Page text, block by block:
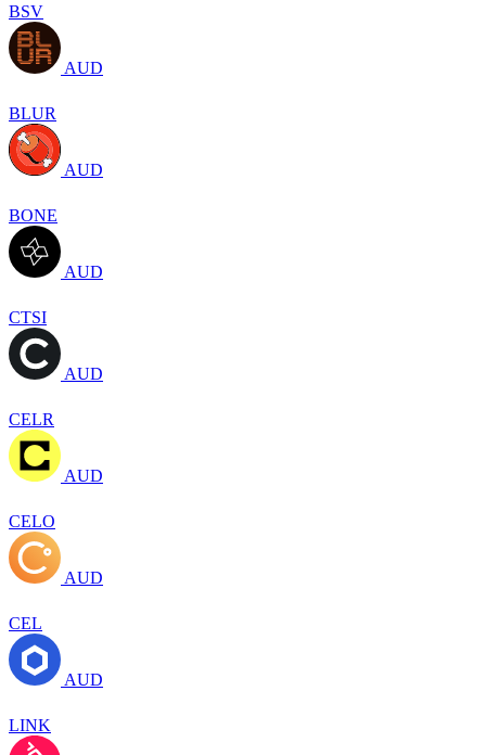
BSV
AUD
BLUR
AUD
BONE
AUD
CTSI
AUD
CELR
AUD
CELO
AUD
CEL
AUD
LINK